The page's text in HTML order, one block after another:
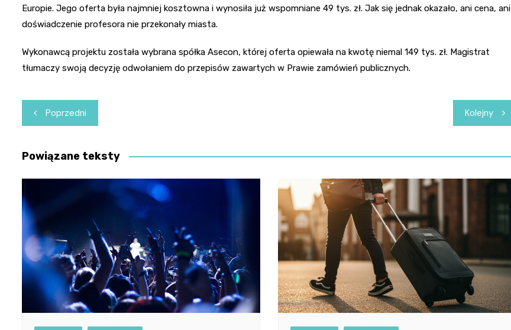
Europie. Jego oferta była najmniej kosztowna i wynosiła już wspomniane 49 tys. zł. Jak się jednak okazało, ani cena, ani
doświadczenie profesora nie przekonały miasta.
Wykonawcą projektu została wybrana spółka Asecon, której oferta opiewała na kwotę niemal 149 tys. zł. Magistrat
tłumaczy swoją decyzję odwołaniem do przepisów zawartych w Prawie zamówień publicznych.
Nawigacja
wpisu
Poprzedni Kolejny
Powiązane teksty